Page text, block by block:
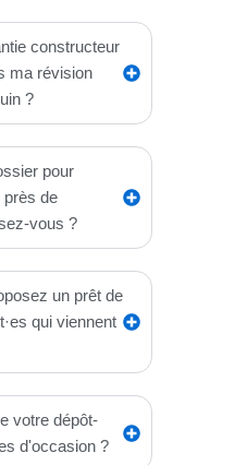
constructeur
ma révision
?
pour
près de
vous ?
un prêt de
qui viennent
votre dépôt-
d'occasion ?